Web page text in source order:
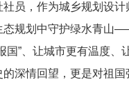
员，作为城乡规划设
态规划中守护绿水青山
国”、让城市更有温度、
深情回望，更是对祖